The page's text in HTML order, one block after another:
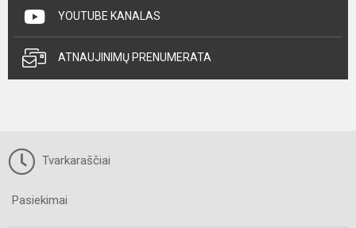
YOUTUBE KANALAS
ATNAUJINIMŲ PRENUMERATA
Tvarkaraščiai
Pasiekimai